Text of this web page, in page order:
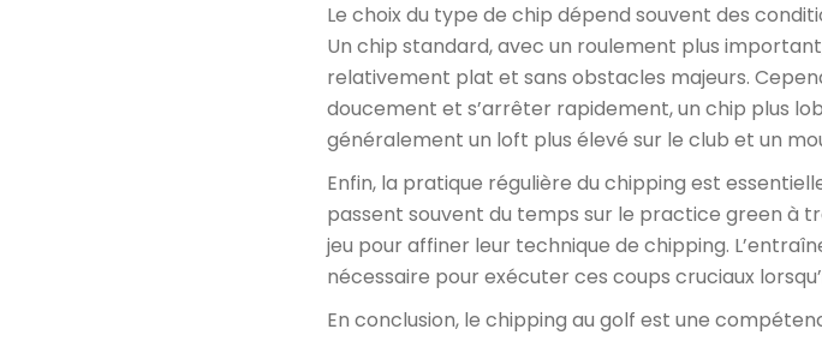
Le choix du type de chip dépend souvent des
Un chip standard, avec un roulement plus
relativement plat et sans obstacles majeurs.
doucement et s’arrêter rapidement, un chip plus
généralement un loft plus élevé sur le club et un
Enfin, la pratique régulière du chipping est
passent souvent du temps sur le practice green à
jeu pour affiner leur technique de chipping.
nécessaire pour exécuter ces coups cruciaux
En conclusion, le chipping au golf est une